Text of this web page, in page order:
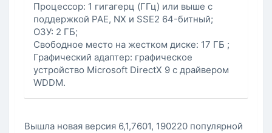
Процессор: 1 гигагерц (ГГц) или выше с
поддержкой PAE, NX и SSE2 64-битный;
ОЗУ: 2 ГБ;
Свободное место на жестком диске: 17 ГБ ;
Графический адаптер: графическое
устройство Microsoft DirectX 9 с драйвером
WDDM.
Вышла новая версия 6,1,7601, 190220 популярной